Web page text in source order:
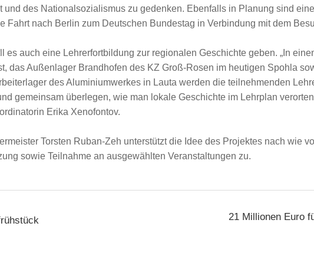
und des Nationalsozialismus zu gedenken. Ebenfalls in Planung sind
Fahrt nach Berlin zum Deutschen Bundestag in Verbindung mit dem
es auch eine Lehrerfortbildung zur regionalen Geschichte geben. „In
das Außenlager Brandhofen des KZ Groß-Rosen im heutigen Spohla
des Aluminiumwerkes in Lauta werden die teilnehmenden
gemeinsam überlegen, wie man lokale Geschichte im Lehrplan
Erika Xenofontov.
Torsten Ruban-Zeh unterstützt die Idee des Projektes nach wie
sowie Teilnahme an ausgewählten Veranstaltungen zu.
21 Millionen Euro